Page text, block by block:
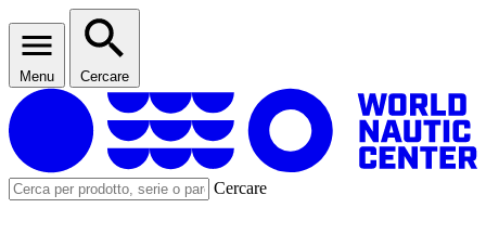
Menu Cercare
Cercare